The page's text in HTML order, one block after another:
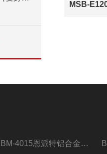
BM-4015恩派特铝合金屑压饼机 脱油效果好